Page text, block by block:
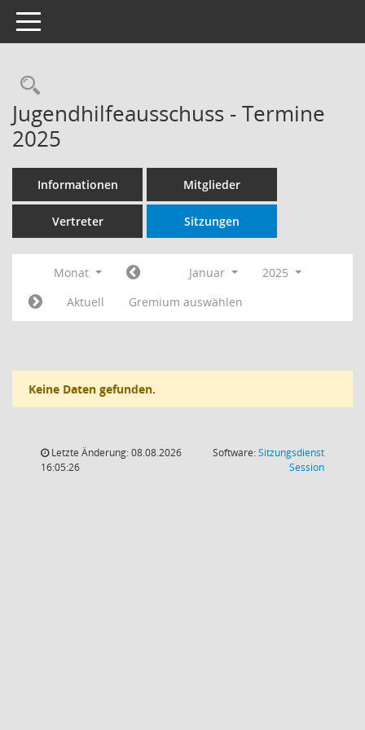
Toggle navigation
Rechercheauswahl
Jugendhilfeausschuss - Termine
2025
Informationen Mitglieder
Vertreter Sitzungen
Monat Januar
2025
Aktuell
Gremium auswählen
Keine Daten gefunden.
Letzte Änderung: 08.08.2026
16:05:26
Software:Sitzungsdienst
Session(Wird in